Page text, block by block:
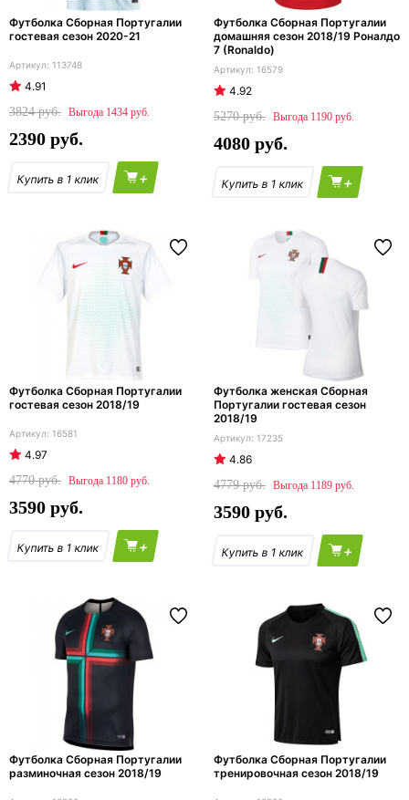
Футболка Сборная Португалии
гостевая сезон 2020-21
113748
4.91
3824
1434
2390
+
Футболка Сборная Португалии
домашняя сезон 2018/19 Роналдо
7 (Ronaldo)
16579
4.92
5270
1190
4080
+
Футболка Сборная Португалии
гостевая сезон 2018/19
16581
4.97
4770
1180
3590
+
Футболка женская Сборная
Португалии гостевая сезон
2018/19
17235
4.86
4779
1189
3590
+
Футболка Сборная Португалии
разминочная сезон 2018/19
Футболка Сборная Португалии
тренировочная сезон 2018/19